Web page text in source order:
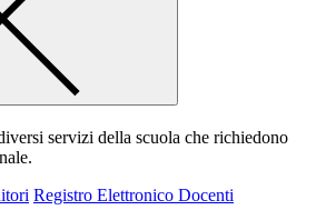
servizi della scuola che richiedono
Registro Elettronico Docenti